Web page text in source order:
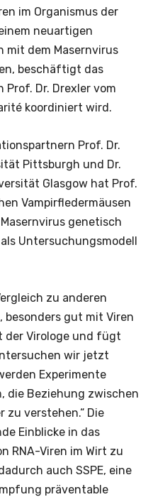
im Organismus der
neuartigen
mit dem Masernvirus
beschäftigt das
Prof. Dr. Drexler vom
koordiniert wird.
Prof. Dr.
Pittsburgh und Dr.
Glasgow hat Prof.
Vampirfledermäusen
genetisch
Untersuchungsmodell
zu anderen
besonders gut mit Viren
der Virologe und fügt
wir jetzt
Experimente
die Beziehung zwischen
zu verstehen.“ Die
Einblicke in das
RNA-Viren im Wirt zu
auch SSPE, eine
präventable